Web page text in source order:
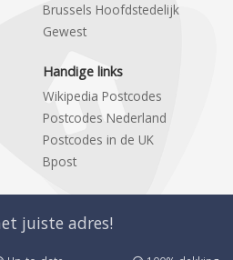
Brussels Hoofdstedelijk
Gewest
Handige links
Wikipedia Postcodes
Postcodes Nederland
Postcodes in de UK
Bpost
juiste adres!